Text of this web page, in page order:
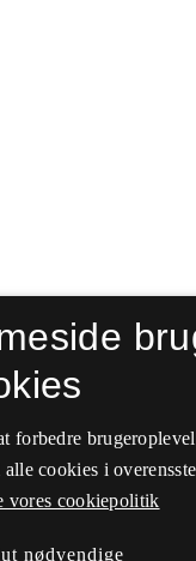
forbedre
cookies i
vores cookiepolitik
nødvendige